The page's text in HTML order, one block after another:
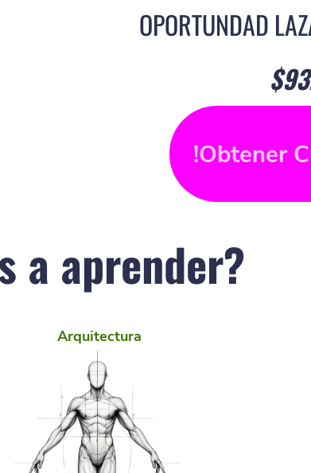
OPORTUNDAD
!Obtener
a aprender?
Arquitectura